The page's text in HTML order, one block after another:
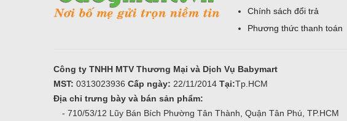
Chính sách đổi trả
Phương thức thanh toán
Công ty TNHH MTV Thương Mại và Dịch Vụ Babymart
MST: 0313023936 Cấp ngày: 22/11/2014 Tại:Tp.HCM
Địa chỉ trưng bày và bán sản phẩm:
- 710/53/12 Lũy Bán Bích Phường Tân Thành, Quận Tân Phú, TP.HCM